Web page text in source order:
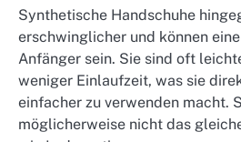
Synthetische Handschuhe
erschwinglicher und können
Anfänger sein. Sie sind oft
weniger Einlaufzeit, was sie
einfacher zu verwenden macht.
möglicherweise nicht das